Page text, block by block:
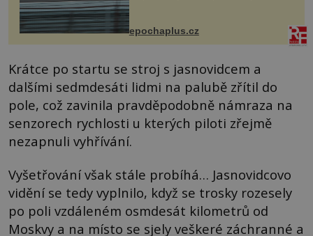
na vlastní kůži, často s trvalými
následky nebo bohužel i ztrátou
života. Dnes nepochopiteln...
epochaplus.cz
Krátce po startu se stroj s jasnovidcem a
dalšími sedmdesáti lidmi na palubě zřítil do
pole, což zavinila pravděpodobně námraza na
senzorech rychlosti u kterých piloti zřejmě
nezapnuli vyhřívání.
Vyšetřování však stále probíhá… Jasnovidcovo
vidění se tedy vyplnilo, když se trosky rozesely
po poli vzdáleném osmdesát kilometrů od
Moskvy a na místo se sjely veškeré záchranné a